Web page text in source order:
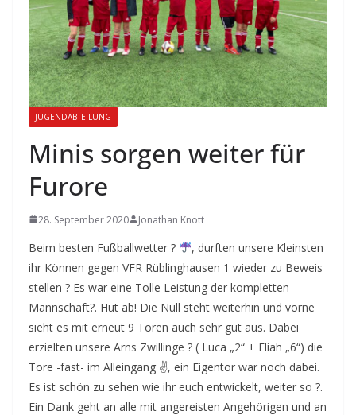
JUGENDABTEILUNG
Minis sorgen weiter für
Furore
28. September 2020 Jonathan Knott
Beim besten Fußballwetter ?
, durften unsere Kleinsten
ihr Können gegen VFR Rüblinghausen 1 wieder zu Beweis
stellen ? Es war eine Tolle Leistung der kompletten
Mannschaft?. Hut ab! Die Null steht weiterhin und vorne
sieht es mit erneut 9 Toren auch sehr gut aus. Dabei
erzielten unsere Arns Zwillinge ? ( Luca „2“ + Eliah „6“) die
Tore -fast- im Alleingang ✌, ein Eigentor war noch dabei.
Es ist schön zu sehen wie ihr euch entwickelt, weiter so ?.
Ein Dank geht an alle mit angereisten Angehörigen und an